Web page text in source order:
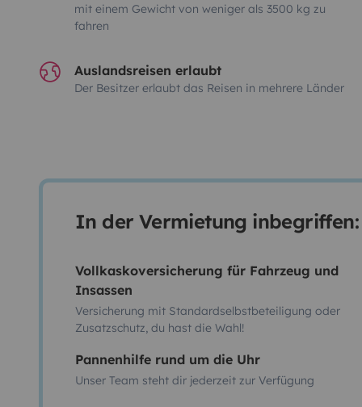
mit einem Gewicht von weniger als 3500 kg zu
fahren
Auslandsreisen erlaubt
Der Besitzer erlaubt das Reisen in mehrere Länder
In der Vermietung inbegriffen:
Vollkaskoversicherung für Fahrzeug und
Insassen
Versicherung mit Standardselbstbeteiligung oder
Zusatzschutz, du hast die Wahl!
Pannenhilfe rund um die Uhr
Unser Team steht dir jederzeit zur Verfügung